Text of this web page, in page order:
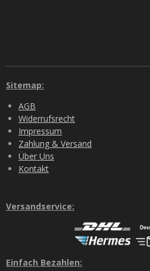
Sitemap:
AGB
Widerrufsrecht
Impressum
Zahlung & Versand
Über Uns
Kontakt
Versandservice:
Einfach Bezahlen: